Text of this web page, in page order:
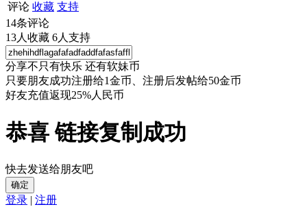
评论 收藏 支持
14条评论
13人收藏 6人支持
分享不只有快乐 还有软妹币
只要朋友成功注册给1金币、注册后发帖给50金币
好友充值返现25%人民币
恭喜 链接复制成功
快去发送给朋友吧
确定
登录 | 注册